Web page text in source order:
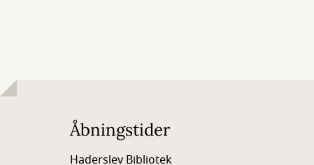
Åbningstider
Haderslev Bibliotek